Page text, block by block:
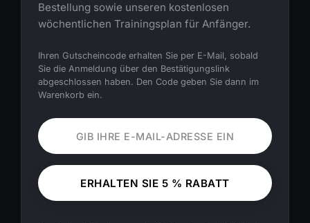
Bestellung sowie unseren kostenlosen
wöchentlichen Trainingsplan für Anfänger.
Ihren Gutscheincode erhalten Sie per E-Mail, sobald
Sie die Anmeldung über den Bestätigungslink
abgeschlossen haben. Den Code geben Sie dann im
Warenkorb ein.
ERHALTEN SIE 5 % RABATT